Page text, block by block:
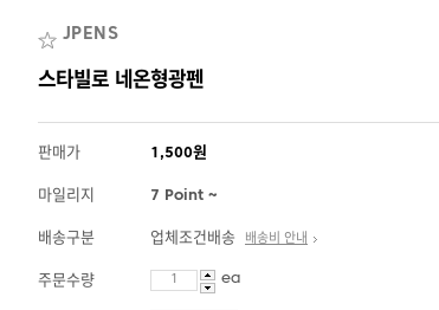
JPENS
스타빌로 네온형광펜
판매가 1,500원
마일리지 7 Point ~
배송구분 업체조건배송 배송비 안내
주문수량 ea